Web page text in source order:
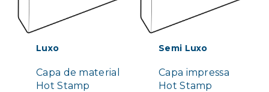
Luxo
Capa de material
Hot Stamp
Semi Luxo
Capa impressa
Hot Stamp